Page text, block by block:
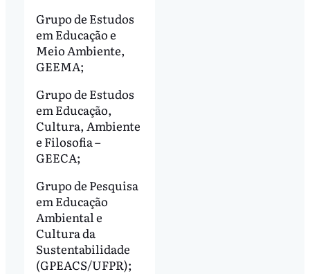
Grupo de Estudos
em Educação e
Meio Ambiente,
GEEMA;
Grupo de Estudos
em Educação,
Cultura, Ambiente
e Filosofia –
GEECA;
Grupo de Pesquisa
em Educação
Ambiental e
Cultura da
Sustentabilidade
(GPEACS/UFPR);